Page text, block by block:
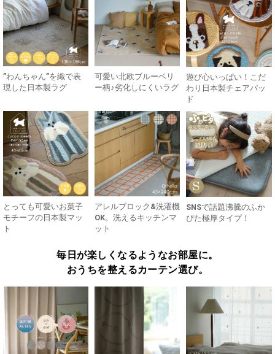
”わんちゃん”を織で表
現した日本製ラグ
可愛い北欧ブルーベリ
ー柄♪劣化しにくいラグ
遊び心いっぱい！こだ
わり日本製チェアパッ
ド
とっても可愛いお菓子
モチーフの日本製マッ
ト
アレルブロック&洗濯機
OK。洗えるキッチンマ
ット
SNSで話題沸騰のふか
ぴた極厚タイプ！
毎日が楽しくなるようなお部屋に。
おうちを整えるカーテン選び。